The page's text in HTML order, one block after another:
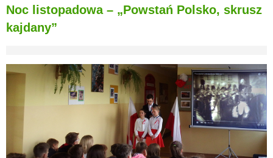
Noc listopadowa – „Powstań Polsko, skrusz
kajdany”